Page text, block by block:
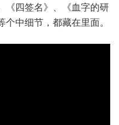
《四签名》、《血字的研
中细节，都藏在里面。